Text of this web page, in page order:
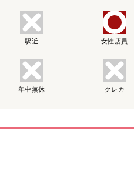
駅近 女性店員
年中無休 クレカ